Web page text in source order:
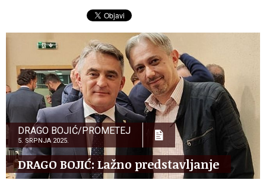
DRAGO BOJIĆ/PROMETEJ
5. SRPNJA 2025.
DRAGO BOJIĆ: ​Lažno predstavljanje